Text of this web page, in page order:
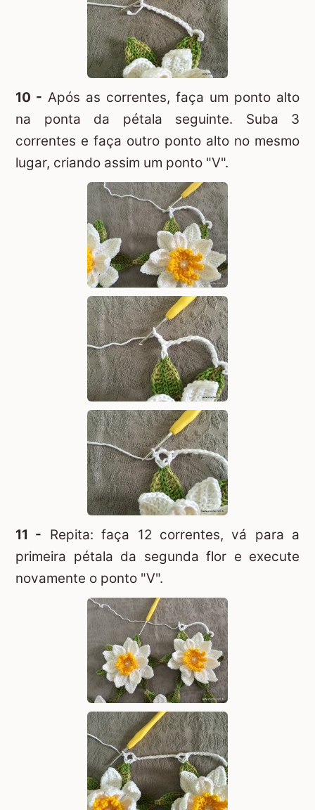
10 - Após as correntes, faça um ponto alto
na ponta da pétala seguinte. Suba 3
correntes e faça outro ponto alto no mesmo
lugar, criando assim um ponto "V".
11 - Repita: faça 12 correntes, vá para a
primeira pétala da segunda flor e execute
novamente o ponto "V".